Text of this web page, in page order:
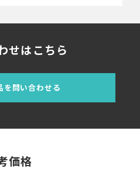
せはこちら
を問い合わせる
価格